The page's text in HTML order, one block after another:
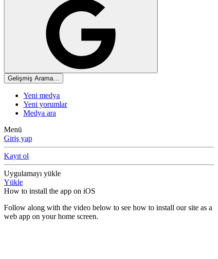
Gelişmiş Arama…
Yeni medya
Yeni yorumlar
Medya ara
Menü
Giriş yap
Kayıt ol
Uygulamayı yükle
Yükle
How to install the app on iOS
Follow along with the video below to see how to install our site as a
web app on your home screen.